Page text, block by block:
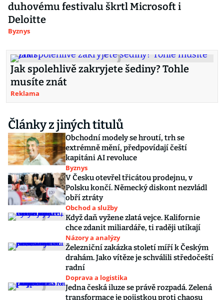
duhovému festivalu škrtl Microsoft i
Deloitte
Byznys
Jak spolehlivě zakryjete šediny? Tohle
musíte znát
Reklama
Články z jiných titulů
Obchodní modely se hroutí, trh se
extrémně mění, předpovídají čeští
kapitáni AI revoluce
Byznys
V Česku otevřel třicátou prodejnu, v
Polsku končí. Německý diskont nezvládl
obří ztráty
Obchod a služby
Když daň vyžene zlatá vejce. Kalifornie
chce zdanit miliardáře, ti raději utíkají
Názory a analýzy
Železniční zakázka století míří k Českým
drahám. Jako vítěze je schválili středočeští
radní
Doprava a logistika
Jedna česká iluze se právě rozpadá. Zelená
transformace je pojistkou proti chaosu